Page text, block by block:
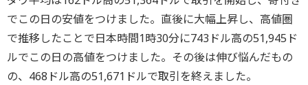
でこの日の安値をつけました。直後に大幅上昇し、高値圏
で推移したことで日本時間1時30分に743ドル高の51,945ド
ルでこの日の高値をつけました。その後は伸び悩んだもの
の、468ドル高の51,671ドルで取引を終えました。